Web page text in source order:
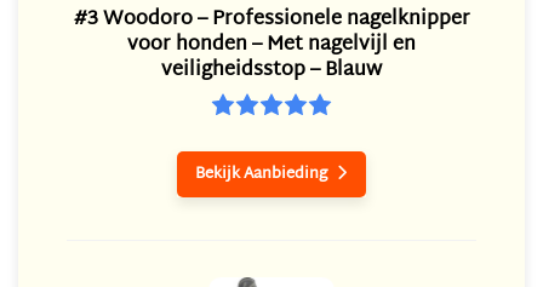
#3 Woodoro – Professionele nagelknipper
voor honden – Met nagelvijl en
veiligheidsstop – Blauw
Bekijk Aanbieding 